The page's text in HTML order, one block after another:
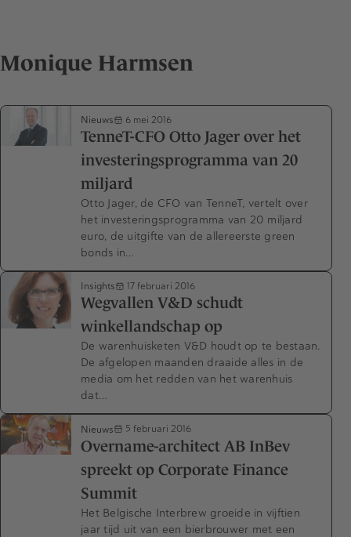
Monique Harmsen
Nieuws 6 mei 2016
TenneT-CFO Otto Jager over het
investeringsprogramma van 20
miljard
Otto Jager, de CFO van TenneT, vertelt over
het investeringsprogramma van 20 miljard
euro, de uitgifte van de allereerste green
bonds in…
Insights 17 februari 2016
Wegvallen V&D schudt
winkellandschap op
De warenhuisketen V&D houdt op te bestaan.
De afgelopen maanden draaide alles in de
media om het redden van het warenhuis
dat…
Nieuws 5 februari 2016
Overname-architect AB InBev
spreekt op Corporate Finance
Summit
Het Belgische Interbrew groeide in vijftien
jaar tijd uit van een bierbrouwer met een